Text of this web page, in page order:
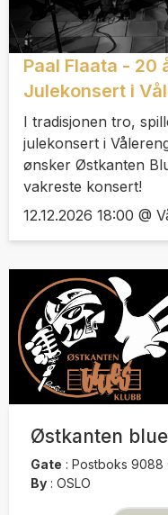
Paal Flaata - 20
Julekonsert i
I tradisjonen tro,
julekonsert i
ønsker Østkanten
vakreste konsert!
12.12.2026 18:00 @
Østkanten
Gate : Postboks 9088
By : OSLO